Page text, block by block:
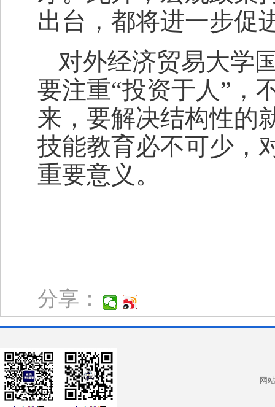
出台，都将进一步促
对外经济贸易大学
要注重“投资于人”，
来，要解决结构性的
技能教育必不可少，
重要意义。
分享：
网